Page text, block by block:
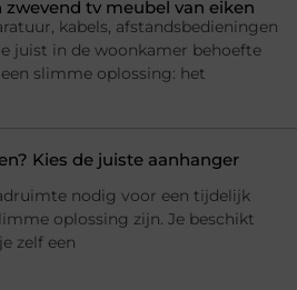
tv meubel van eiken
kabels, afstandsbedieningen
juist in de woonkamer behoefte
slimme oplossing: het
Kies de juiste aanhanger
nodig voor een tijdelijk
oplossing zijn. Je beschikt
zelf een